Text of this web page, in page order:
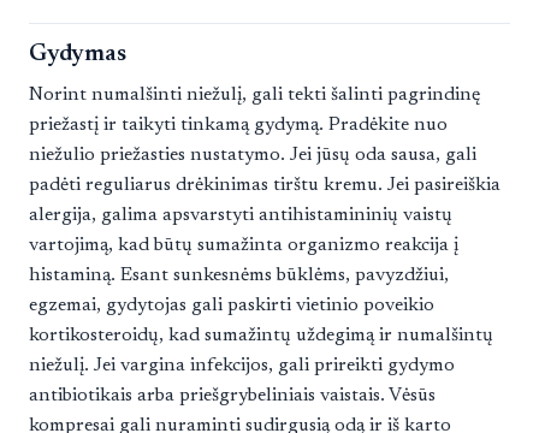
Gydymas
Norint numalšinti niežulį, gali tekti šalinti pagrindinę
priežastį ir taikyti tinkamą gydymą. Pradėkite nuo
niežulio priežasties nustatymo. Jei jūsų oda sausa, gali
padėti reguliarus drėkinimas tirštu kremu. Jei pasireiškia
alergija, galima apsvarstyti antihistamininių vaistų
vartojimą, kad būtų sumažinta organizmo reakcija į
histaminą. Esant sunkesnėms būklėms, pavyzdžiui,
egzemai, gydytojas gali paskirti vietinio poveikio
kortikosteroidų, kad sumažintų uždegimą ir numalšintų
niežulį. Jei vargina infekcijos, gali prireikti gydymo
antibiotikais arba priešgrybeliniais vaistais. Vėsūs
kompresai gali nuraminti sudirgusią odą ir iš karto